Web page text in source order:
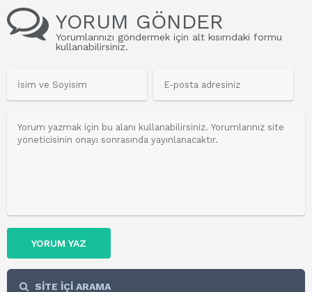
YORUM GÖNDER
Yorumlarınızı göndermek için alt kısımdaki formu
kullanabilirsiniz.
YORUM YAZ
SİTE İÇİ ARAMA